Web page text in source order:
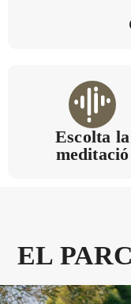
Escolta la
meditació
EL